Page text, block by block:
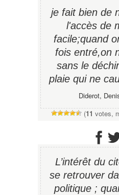
je fait bien de
l'accès de
facile;quand
fois entré,on
sans le
plaie qui ne
Diderot,
(11 votes,
L’intérêt du
se retrouver
politique ;